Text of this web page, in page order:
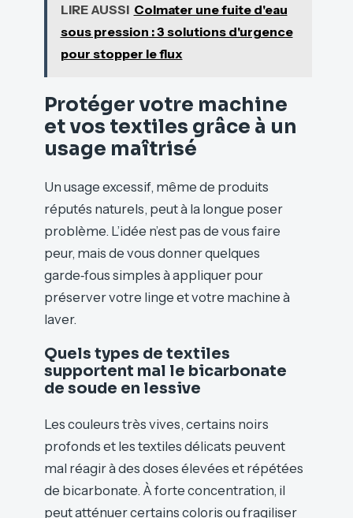
LIRE AUSSI Colmater une fuite d'eau
sous pression : 3 solutions d'urgence
pour stopper le flux
Protéger votre machine
et vos textiles grâce à un
usage maîtrisé
Un usage excessif, même de produits
réputés naturels, peut à la longue poser
problème. L’idée n’est pas de vous faire
peur, mais de vous donner quelques
garde‑fous simples à appliquer pour
préserver votre linge et votre machine à
laver.
Quels types de textiles
supportent mal le bicarbonate
de soude en lessive
Les couleurs très vives, certains noirs
profonds et les textiles délicats peuvent
mal réagir à des doses élevées et répétées
de bicarbonate. À forte concentration, il
peut atténuer certains coloris ou fragiliser